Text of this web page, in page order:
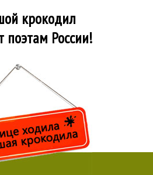
крокодил
поэтам России!